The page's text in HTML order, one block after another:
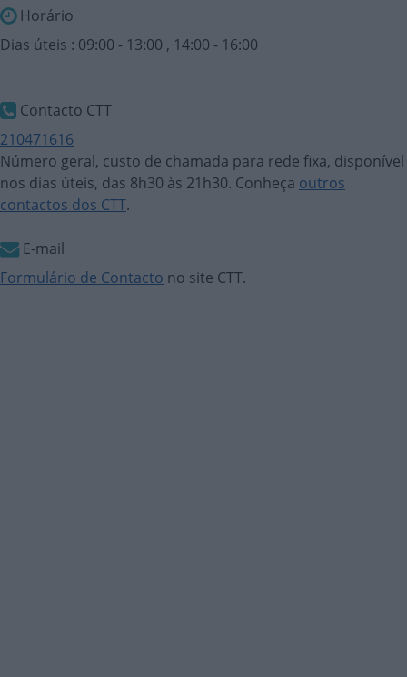
Horário
Dias úteis : 09:00 - 13:00 , 14:00 - 16:00
Contacto CTT
210471616
Número geral, custo de chamada para rede fixa, disponível
nos dias úteis, das 8h30 às 21h30. Conheça outros
contactos dos CTT.
E-mail
Formulário de Contacto no site CTT.